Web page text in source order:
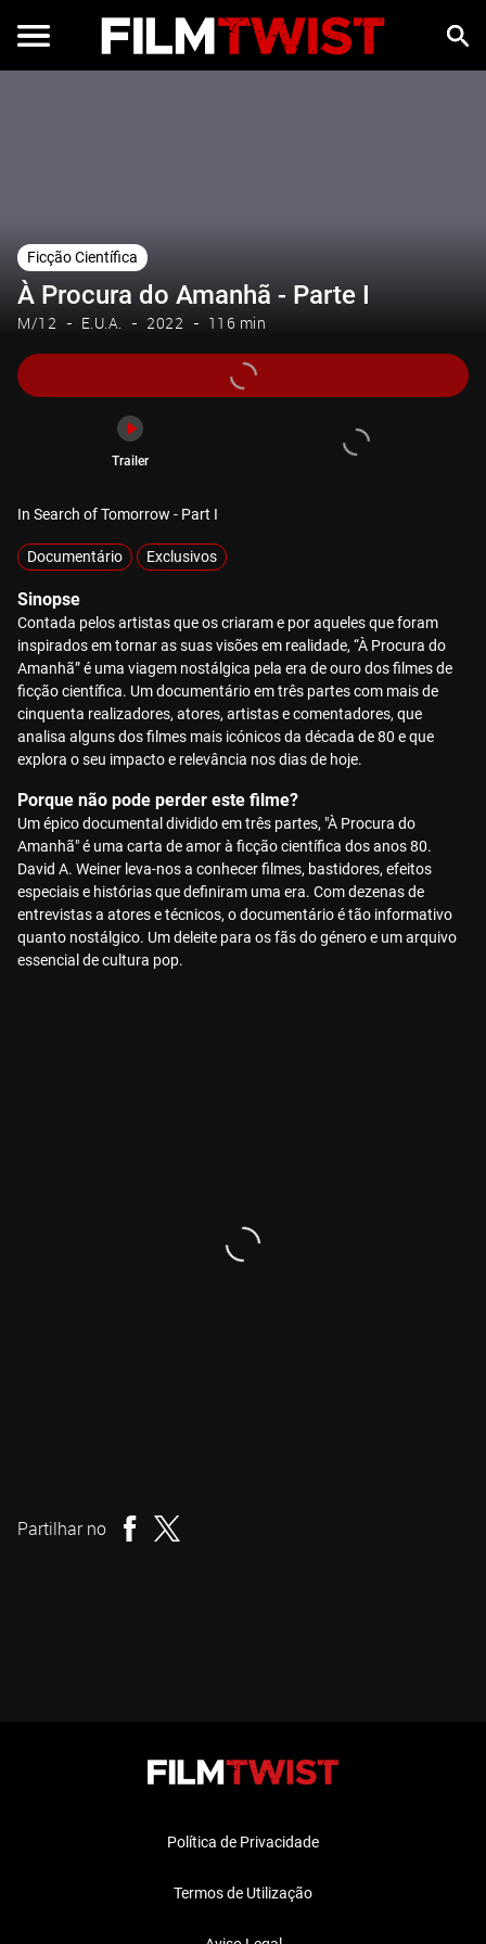
Ficção Científica
À Procura do Amanhã - Parte I
M/12 E.U.A. 2022 116 min
Trailer
In Search of Tomorrow - Part I
Documentário Exclusivos
Sinopse
Contada pelos artistas que os criaram e por aqueles que foram
inspirados em tornar as suas visões em realidade, “À Procura do
Amanhã” é uma viagem nostálgica pela era de ouro dos filmes de
ficção científica. Um documentário em três partes com mais de
cinquenta realizadores, atores, artistas e comentadores, que
analisa alguns dos filmes mais icónicos da década de 80 e que
explora o seu impacto e relevância nos dias de hoje.
Porque não pode perder este filme?
Um épico documental dividido em três partes, "À Procura do
Amanhã" é uma carta de amor à ficção científica dos anos 80.
David A. Weiner leva-nos a conhecer filmes, bastidores, efeitos
especiais e histórias que definiram uma era. Com dezenas de
entrevistas a atores e técnicos, o documentário é tão informativo
quanto nostálgico. Um deleite para os fãs do género e um arquivo
essencial de cultura pop.
Partilhar no
Política de Privacidade
Termos de Utilização